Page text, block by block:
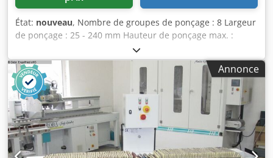
État: nouveau, Nombre de groupes de ponçage : 8 Largeur
de ponçage : 25 - 240 mm Hauteur de ponçage max. :
15 - 140 mm MB ROBA Fentech, machine de ponçage
entièrement automatique Conçue pour le ponçage de
pièces de bois individuelles dans la fabrication de
fenêtres, pour les applications suivantes : Dcjdpfxjzqvn Ae
Agusk - Ponçage fin du bois - Ponçage pour l’imprégnation
- Ponçage intermédiaire pour la laque Avantages du
principe ROBA Fentech : - Détection automatique des
pièces par scanner à l’entrée de la machine -
Positionnement motorisé des groupes de ponçage - Les
Annonce